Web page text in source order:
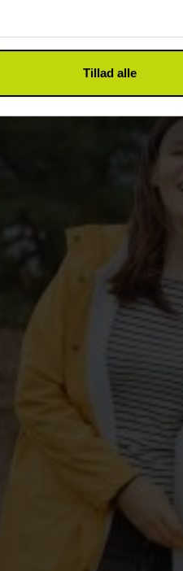
Tillad alle